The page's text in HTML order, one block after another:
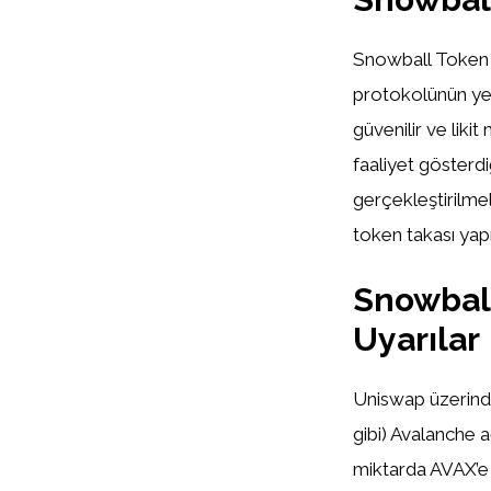
Snowball
protokolünün
güvenilir ve likit
faaliyet
token takası
Uyarılar
Uniswap
gibi) Avalanche
miktarda